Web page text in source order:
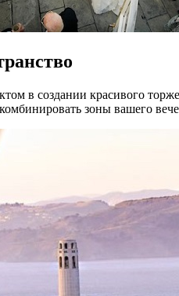
в создании красивого
зоны вашего